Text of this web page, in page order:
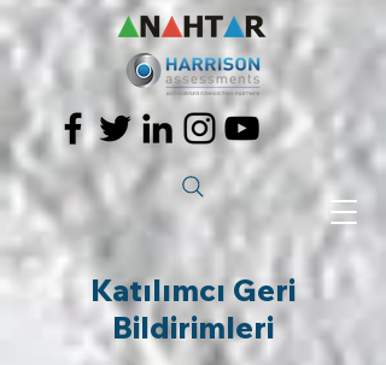
Katılımcı Geri
Bildirimleri